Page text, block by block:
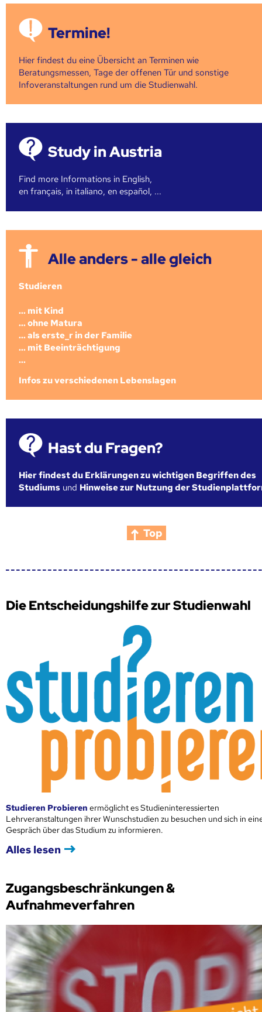
Termine!
Hier findest du eine Übersicht an Terminen wie
Beratungsmessen, Tage der offenen Tür und sonstige
Infoveranstaltungen rund um die Studienwahl.
Study in Austria
Find more Informations in English,
en français, in italiano, en español, ...
Alle anders - alle gleich
Studieren
... mit Kind
... ohne Matura
... als erste_r in der Familie
... mit Beeinträchtigung
...
Infos zu verschiedenen Lebenslagen
Hast du Fragen?
Hier findest du Erklärungen zu wichtigen Begriffen des
Studiums und Hinweise zur Nutzung der
Top
Die Entscheidungshilfe zur Studienwahl
Studieren Probieren ermöglicht es Studieninteressierten
Lehrveranstaltungen ihrer Wunschstudien zu besuchen und sich in
Gespräch über das Studium zu informieren.
Alles lesen
Zugangsbeschränkungen &
Aufnahmeverfahren